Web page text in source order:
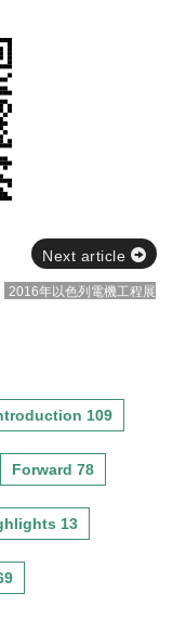
Next article
2016年以色列電機工程展
109
Forward 78
13